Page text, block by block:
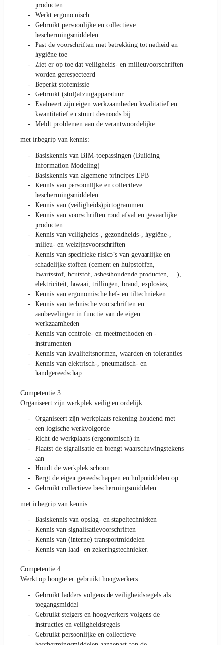
producten
Werkt ergonomisch
Gebruikt persoonlijke en collectieve
beschermingsmiddelen
Past de voorschriften met betrekking tot netheid en
hygiëne toe
Ziet er op toe dat veiligheids- en milieuvoorschriften
worden gerespecteerd
Beperkt stofemissie
Gebruikt (stof)afzuigapparatuur
Evalueert zijn eigen werkzaamheden kwalitatief en
kwantitatief en stuurt desnoods bij
Meldt problemen aan de verantwoordelijke
met inbegrip van kennis:
Basiskennis van BIM-toepassingen (Building
Information Modeling)
Basiskennis van algemene principes EPB
Kennis van persoonlijke en collectieve
beschermingsmiddelen
Kennis van (veiligheids)pictogrammen
Kennis van voorschriften rond afval en gevaarlijke
producten
Kennis van veiligheids-, gezondheids-, hygiëne-,
milieu- en welzijnsvoorschriften
Kennis van specifieke risico’s van gevaarlijke en
schadelijke stoffen (cement en hulpstoffen,
kwartsstof, houtstof, asbesthoudende producten, ...),
elektriciteit, lawaai, trillingen, brand, explosies, ...
Kennis van ergonomische hef- en tiltechnieken
Kennis van technische voorschriften en
aanbevelingen in functie van de eigen
werkzaamheden
Kennis van controle- en meetmethoden en -
instrumenten
Kennis van kwaliteitsnormen, waarden en toleranties
Kennis van elektrisch-, pneumatisch- en
handgereedschap
Competentie 3:
Organiseert zijn werkplek veilig en ordelijk
Organiseert zijn werkplaats rekening houdend met
een logische werkvolgorde
Richt de werkplaats (ergonomisch) in
Plaatst de signalisatie en brengt waarschuwingstekens
aan
Houdt de werkplek schoon
Bergt de eigen gereedschappen en hulpmiddelen op
Gebruikt collectieve beschermingsmiddelen
met inbegrip van kennis:
Basiskennis van opslag- en stapeltechnieken
Kennis van signalisatievoorschriften
Kennis van (interne) transportmiddelen
Kennis van laad- en zekeringstechnieken
Competentie 4:
Werkt op hoogte en gebruikt hoogwerkers
Gebruikt ladders volgens de veiligheidsregels als
toegangsmiddel
Gebruikt steigers en hoogwerkers volgens de
instructies en veiligheidsregels
Gebruikt persoonlijke en collectieve